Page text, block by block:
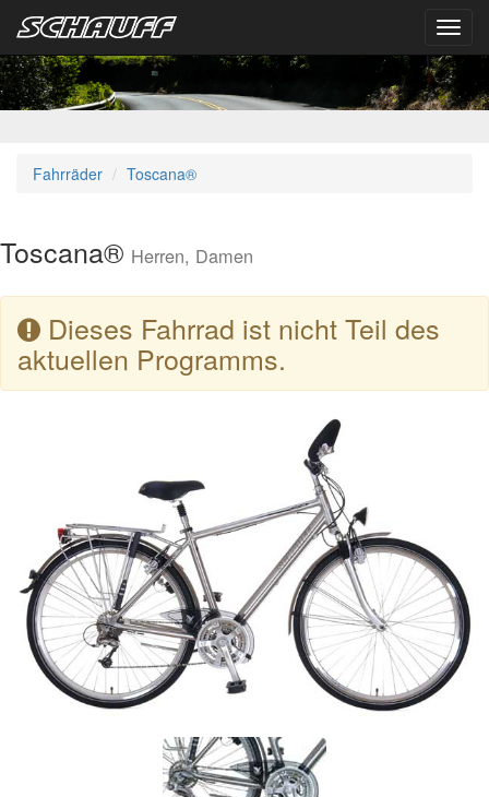
Fahrräder Toscana®
Toscana® Herren, Damen
Dieses Fahrrad ist nicht Teil des
aktuellen Programms.